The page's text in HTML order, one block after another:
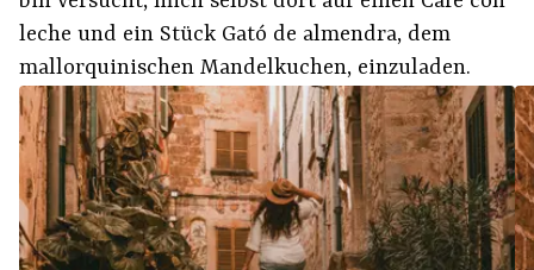
leche und ein Stück Gató de almendra, dem
mallorquinischen Mandelkuchen, einzuladen.